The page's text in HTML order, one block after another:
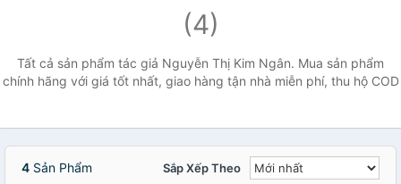
(4)
Tất cả sản phẩm tác giả Nguyễn Thị Kim Ngân. Mua sản phẩm
chính hãng với giá tốt nhất, giao hàng tận nhà miễn phí, thu hộ COD
4 Sản Phẩm Sắp Xếp Theo